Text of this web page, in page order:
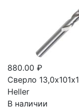
880.00 ₽
Сверло
Heller
В наличии